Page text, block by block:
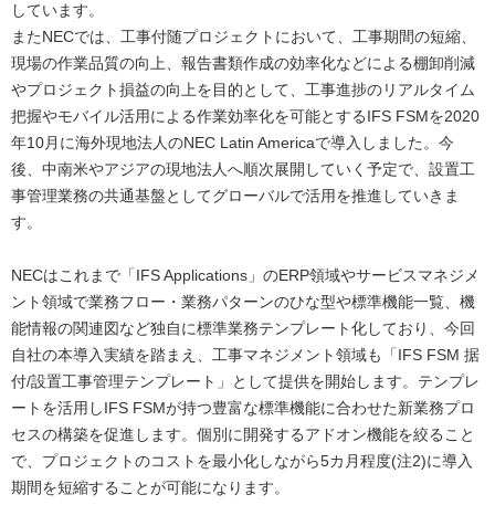
しています。
またNECでは、工事付随プロジェクトにおいて、工事期間の短縮、
現場の作業品質の向上、報告書類作成の効率化などによる棚卸削減
やプロジェクト損益の向上を目的として、工事進捗のリアルタイム
把握やモバイル活用による作業効率化を可能とするIFS FSMを2020
年10月に海外現地法人のNEC Latin Americaで導入しました。今
後、中南米やアジアの現地法人へ順次展開していく予定で、設置工
事管理業務の共通基盤としてグローバルで活用を推進していきま
す。
NECはこれまで「IFS Applications」のERP領域やサービスマネジメ
ント領域で業務フロー・業務パターンのひな型や標準機能一覧、機
能情報の関連図など独自に標準業務テンプレート化しており、今回
自社の本導入実績を踏まえ、工事マネジメント領域も「IFS FSM 据
付/設置工事管理テンプレート」として提供を開始します。テンプレ
ートを活用しIFS FSMが持つ豊富な標準機能に合わせた新業務プロ
セスの構築を促進します。個別に開発するアドオン機能を絞ること
で、プロジェクトのコストを最小化しながら5カ月程度(注2)に導入
期間を短縮することが可能になります。